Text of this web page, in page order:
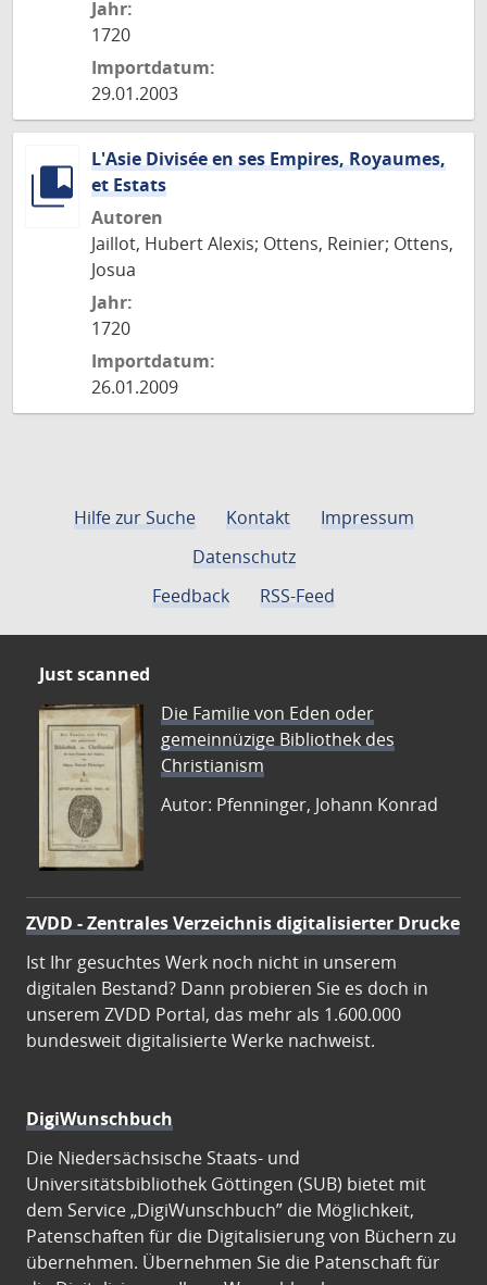
Jahr:
1720
Importdatum:
29.01.2003
L'Asie Divisée en ses Empires, Royaumes,
et Estats
Autoren
Jaillot, Hubert Alexis; Ottens, Reinier; Ottens,
Josua
Jahr:
1720
Importdatum:
26.01.2009
Hilfe zur Suche Kontakt
Impressum
Datenschutz
Feedback
RSS-Feed
Just scanned
Die Familie von Eden oder
gemeinnüzige Bibliothek des
Christianism
Autor: Pfenninger, Johann Konrad
ZVDD - Zentrales Verzeichnis digitalisierter Drucke
Ist Ihr gesuchtes Werk noch nicht in unserem
digitalen Bestand? Dann probieren Sie es doch in
unserem ZVDD Portal, das mehr als 1.600.000
bundesweit digitalisierte Werke nachweist.
DigiWunschbuch
Die Niedersächsische Staats- und
Universitätsbibliothek Göttingen (SUB) bietet mit
dem Service „DigiWunschbuch” die Möglichkeit,
Patenschaften für die Digitalisierung von Büchern zu
übernehmen. Übernehmen Sie die Patenschaft für